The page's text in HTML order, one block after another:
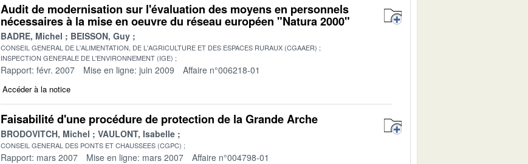
Audit de modernisation sur l'évaluation des moyens en personnels
nécessaires à la mise en oeuvre du réseau européen "Natura 2000"
BADRE, Michel BEISSON, Guy
CONSEIL GENERAL DE L'ALIMENTATION, DE L'AGRICULTURE ET DES ESPACES RURAUX (CGAAER)
INSPECTION GENERALE DE L'ENVIRONNEMENT (IGE)
Rapport: févr. 2007 Mise en ligne: juin 2009 Affaire n°006218-01
Accéder à la notice
Faisabilité d'une procédure de protection de la Grande Arche
BRODOVITCH, Michel VAULONT, Isabelle
CONSEIL GENERAL DES PONTS ET CHAUSSEES (CGPC)
Rapport: mars 2007 Mise en ligne: mars 2007 Affaire n°004798-01